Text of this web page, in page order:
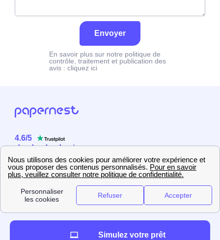
Envoyer
En savoir plus sur notre politique de
contrôle, traitement et publication des
avis : cliquez ici
4.6/5
2358 utilisateurs
Simulez votre prêt